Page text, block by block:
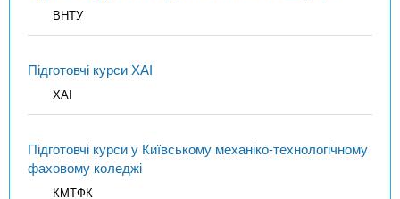
ВНТУ
Підготовчі курси ХАІ
ХАІ
Підготовчі курси у Київському механіко-технологічному
фаховому коледжі
КМТФК